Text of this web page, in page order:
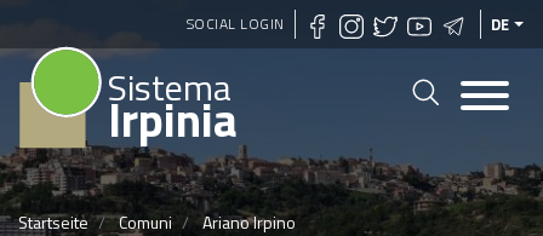
Direkt
zum
SOCIAL LOGIN DE
Sistema
Irpinia
Startseite Comuni Ariano Irpino